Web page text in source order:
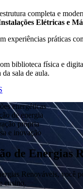
completa e
Elétricas e
experiências práticas
biblioteca física e
sala de aula.
energéticas
de energia
própria
e inovação
de Energias
Renováveis, você
ensino.